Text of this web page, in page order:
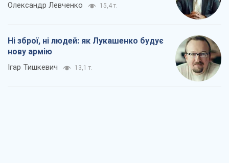
Олександр Левченко 15,4 т.
Ні зброї, ні людей: як Лукашенко будує
нову армію
Ігар Тишкевич 13,1 т.